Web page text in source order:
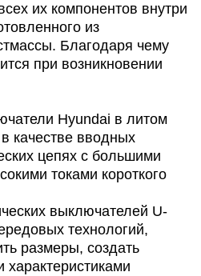
их компонентов внутри
из
Благодаря чему
при возникновении
Hyundai в литом
качестве вводных
цепях с большими
токами короткого
выключателей U-
технологий,
размеры, создать